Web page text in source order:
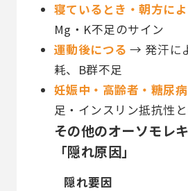
寝ているとき・朝方に
Mg・K不足のサイン
運動後につる → 発汗に
耗、B群不足
妊娠中・高齢者・糖尿
足・インスリン抵抗性
その他のオーソモレ
「隠れ原因」
隠れ要因